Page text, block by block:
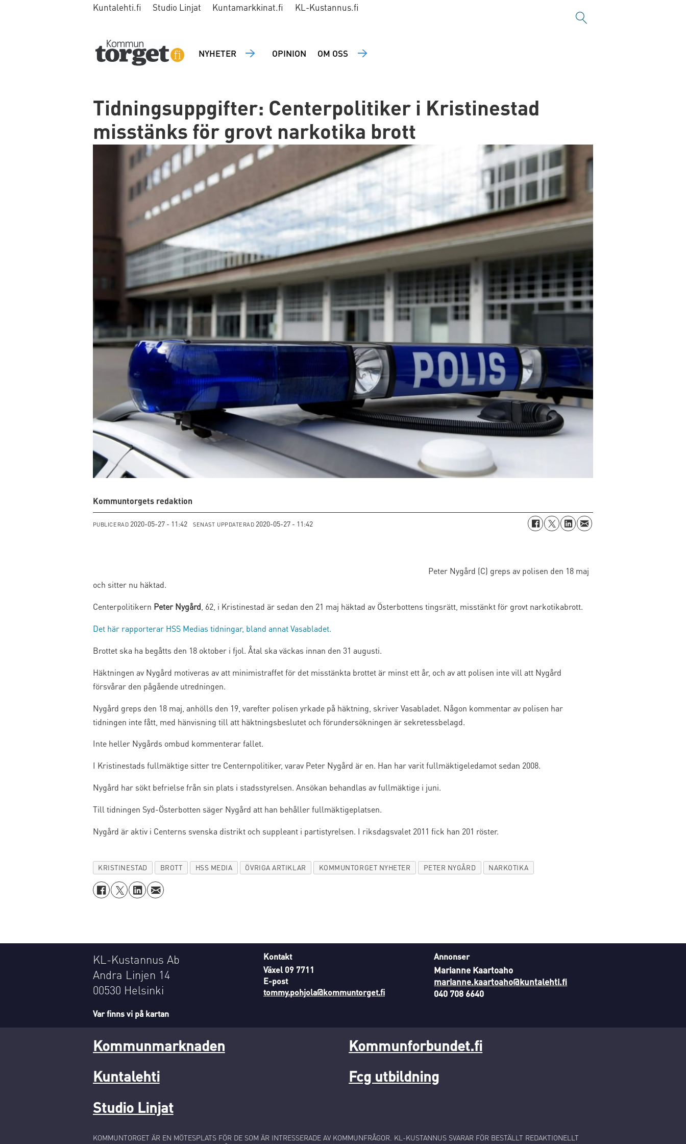
Kuntalehti.fi Studio Linjat Kuntamarkkinat.fi KL-Kustannus.fi
NYHETER OPINION OM OSS
Tidningsuppgifter: Centerpolitiker i Kristinestad
misstänks för grovt narkotika brott
Kommuntorgets redaktion
PUBLICERAD 2020-05-27 - 11:42 SENAST UPPDATERAD 2020-05-27 - 11:42
Peter Nygård (C) greps av polisen den 18 maj
och sitter nu häktad.
Centerpolitikern Peter Nygård , 62, i Kristinestad är sedan den 21 maj häktad av Österbottens tingsrätt, misstänkt för grovt narkotikabrott.
Det här rapporterar HSS Medias tidningar, bland annat Vasabladet.
Brottet ska ha begåtts den 18 oktober i fjol. Åtal ska väckas innan den 31 augusti.
Häktningen av Nygård motiveras av att minimistraffet för det misstänkta brottet är minst ett år, och av att polisen inte vill att Nygård
försvårar den pågående utredningen.
Nygård greps den 18 maj, anhölls den 19, varefter polisen yrkade på häktning, skriver Vasabladet. Någon kommentar av polisen har
tidningen inte fått, med hänvisning till att häktningsbeslutet och förundersökningen är sekretessbelagd.
Inte heller Nygårds ombud kommenterar fallet.
I Kristinestads fullmäktige sitter tre Centernpolitiker, varav Peter Nygård är en. Han har varit fullmäktigeledamot sedan 2008.
Nygård har sökt befrielse från sin plats i stadsstyrelsen. Ansökan behandlas av fullmäktige i juni.
Till tidningen Syd-Österbotten säger Nygård att han behåller fullmäktigeplatsen.
Nygård är aktiv i Centerns svenska distrikt och suppleant i partistyrelsen. I riksdagsvalet 2011 fick han 201 röster.
KRISTINESTAD BROTT HSS MEDIA ÖVRIGA ARTIKLAR KOMMUNTORGET NYHETER PETER NYGÅRD NARKOTIKA
KL-Kustannus Ab
Andra Linjen 14
00530 Helsinki
Var finns vi på kartan
Kontakt
Växel 09 7711
E-post
tommy.pohjola@kommuntorget.fi
Annonser
Marianne Kaartoaho
marianne.kaartoaho@kuntalehti.fi
040 708 6640
Kommunmarknaden
Kuntalehti
Studio Linjat
Kommunforbundet.fi
Fcg utbildning
KOMMUNTORGET ÄR EN MÖTESPLATS FÖR DE SOM ÄR INTRESSERADE AV KOMMUNFRÅGOR. KL-KUSTANNUS SVARAR FÖR BESTÄLLT REDAKTIONELLT